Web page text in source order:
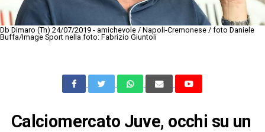
Db Dimaro (Tn) 24/07/2019 - amichevole / Napoli-Cremonese / foto Daniele
Buffa/Image Sport nella foto: Fabrizio Giuntoli
Calciomercato Juve, occhi su un